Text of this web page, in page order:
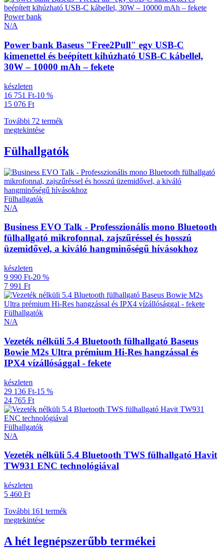
Power bank
N/A
Power bank Baseus "Free2Pull" egy USB-C
kimenettel és beépített kihúzható USB-C kábellel,
30W – 10000 mAh – fekete
készleten
16 751 Ft-10 %
15 076 Ft
További 72 termék
megtekintése
Fülhallgatók
Fülhallgatók
N/A
Business EVO Talk - Professzionális mono Bluetooth
fülhallgató mikrofonnal, zajszűréssel és hosszú
üzemidővel, a kiváló hangminőségű hívásokhoz
készleten
9 990 Ft-20 %
7 991 Ft
Fülhallgatók
N/A
Vezeték nélküli 5.4 Bluetooth fülhallgató Baseus
Bowie M2s Ultra prémium Hi-Res hangzással és
IPX4 vízállósággal - fekete
készleten
29 136 Ft-15 %
24 765 Ft
Fülhallgatók
N/A
Vezeték nélküli 5.4 Bluetooth TWS fülhallgató Havit
TW931 ENC technológiával
készleten
5 460 Ft
További 161 termék
megtekintése
A hét legnépszerűbb termékei